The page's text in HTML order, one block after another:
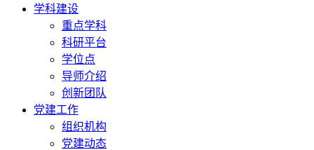
学科建设
重点学科
科研平台
学位点
导师介绍
创新团队
党建工作
组织机构
党建动态